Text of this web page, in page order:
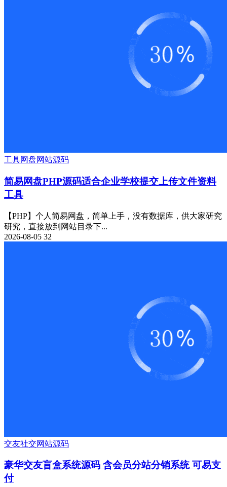
工具网盘网站源码
简易网盘PHP源码适合企业学校提交上传文件资料
工具
【PHP】个人简易网盘，简单上手，没有数据库，供大家研究
研究，直接放到网站目录下...
2026-08-05 32
交友社交网站源码
豪华交友盲盒系统源码 含会员分站分销系统 可易支
付